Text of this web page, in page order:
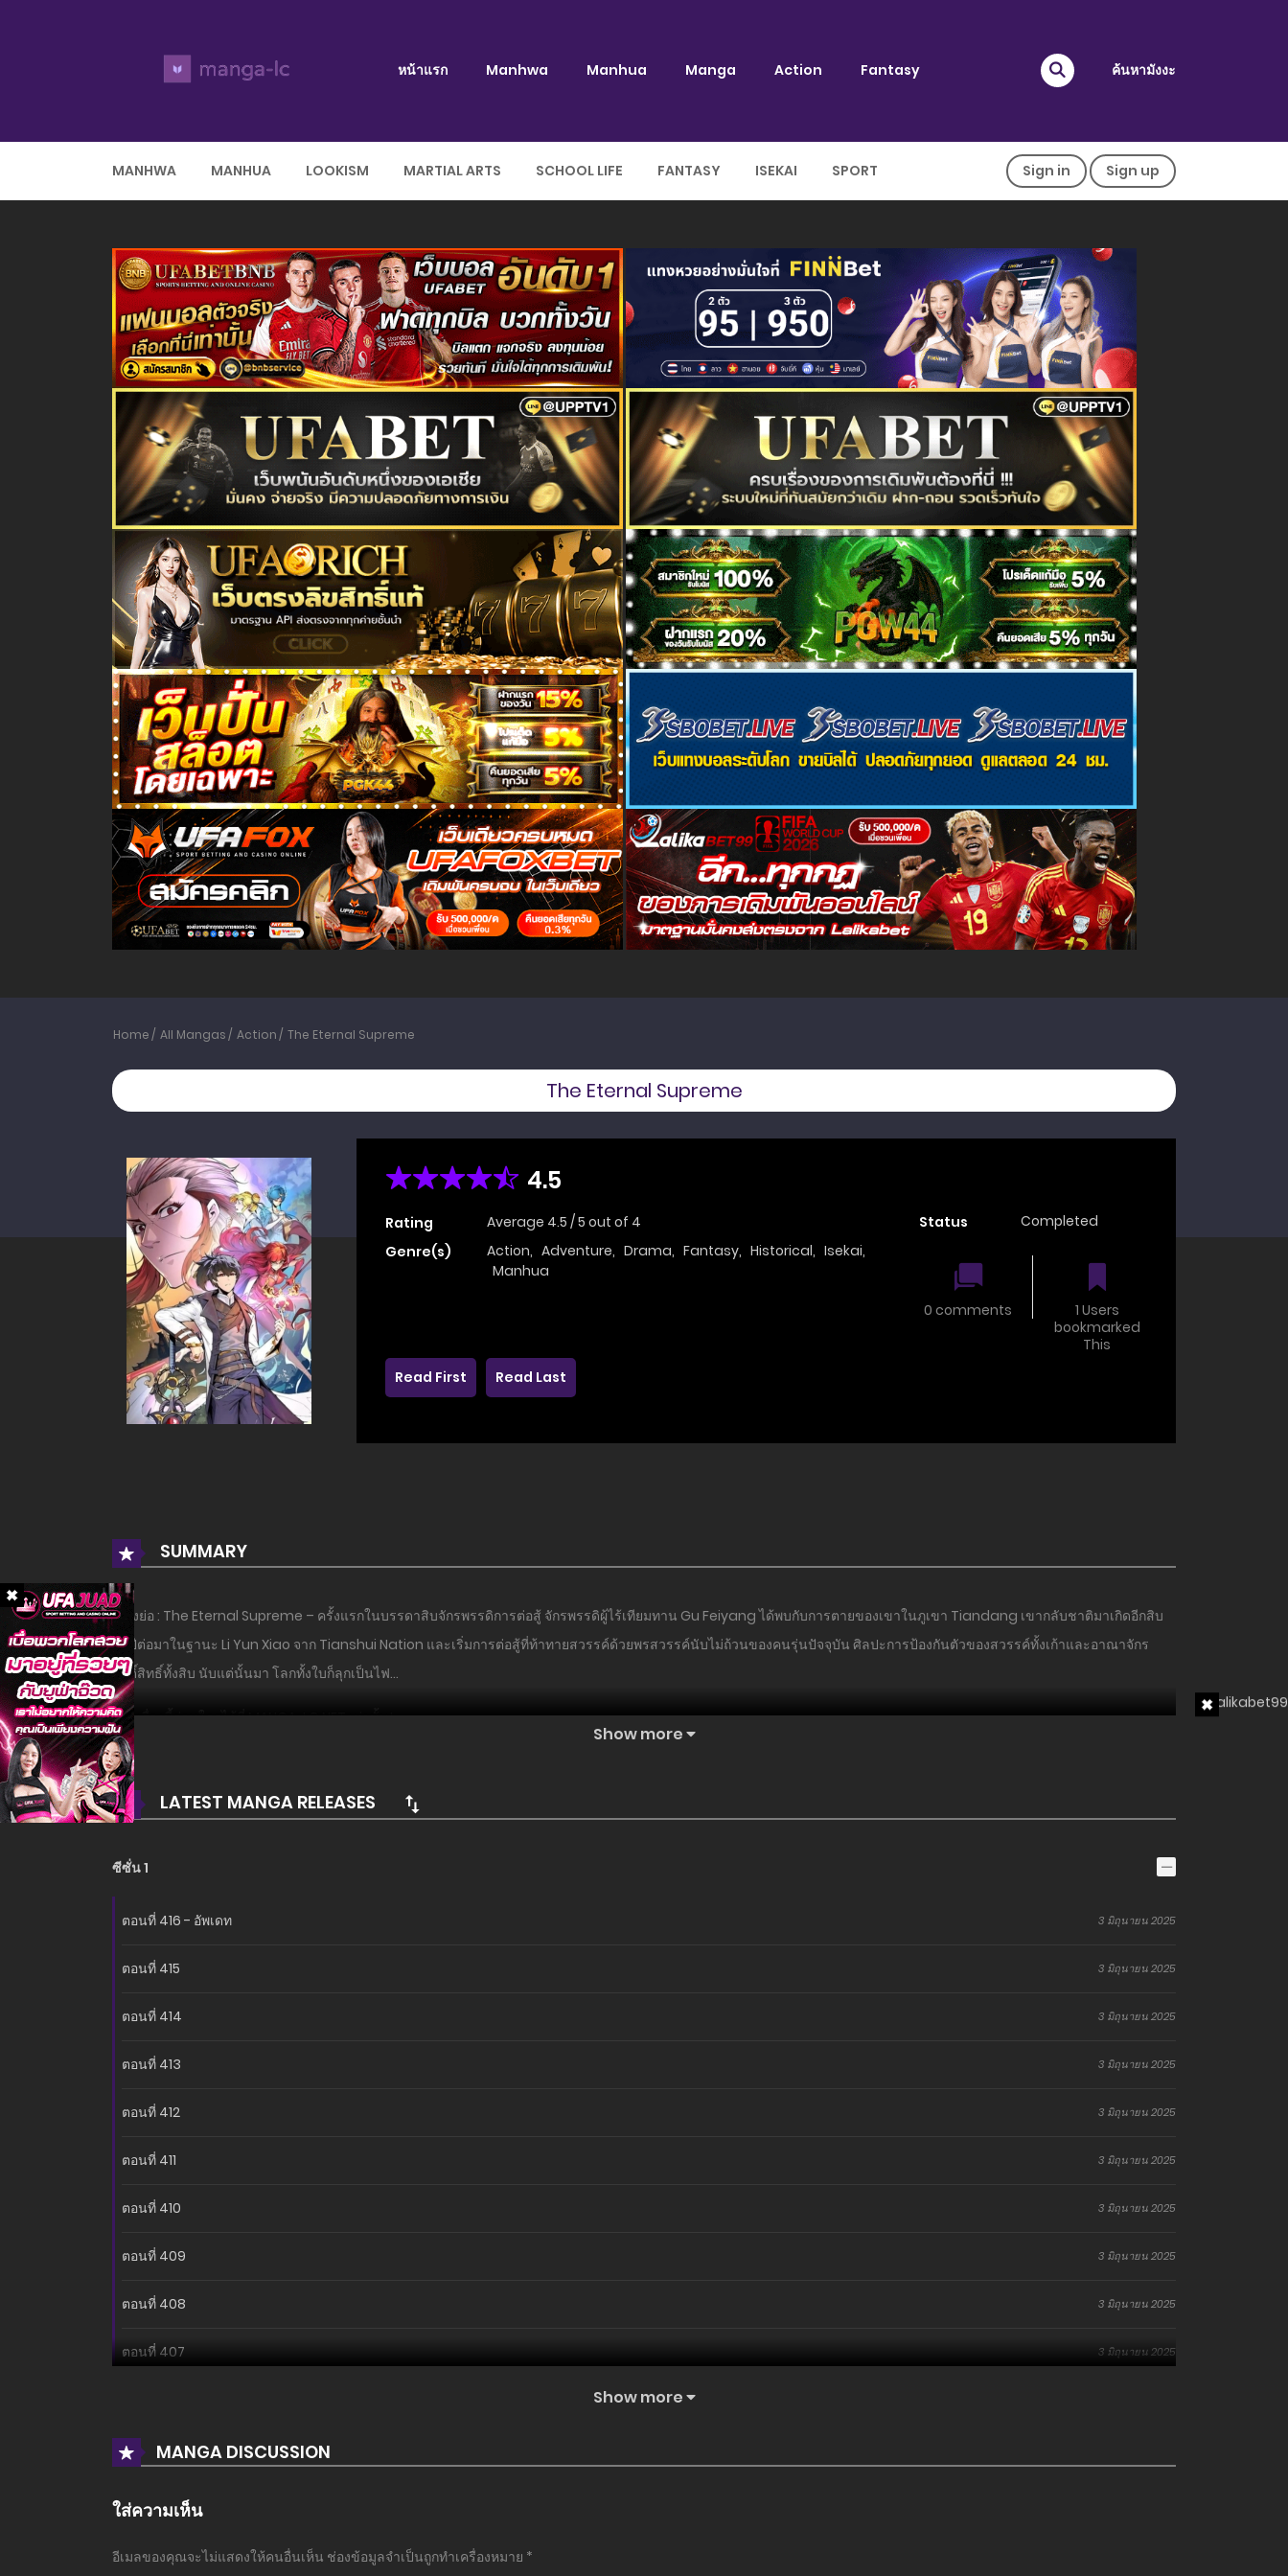
หน้าแรก Manhwa Manhua Manga Action Fantasy ค้นหามังงะ
MANHWA MANHUA LOOKISM MARTIAL ARTS SCHOOL LIFE FANTASY ISEKAI SPORT Sign in Sign up
Home All Mangas Action The Eternal Supreme
The Eternal Supreme
4.5
Rating Average 4.5 /5 out of 4
Genre(s)
Action, Adventure, Drama, Fantasy, Historical, Isekai,
Manhua
Status Completed
0 comments
1 Users
bookmarked
This
Read First
Read Last
SUMMARY
เรื่องย่อ : The Eternal Supreme – ครั้งแรกในบรรดาสิบจักรพรรดิการต่อสู้ จักรพรรดิผู้ไร้เทียมทาน Gu Feiyang ได้พบกับการตายของเขาในภูเขา Tiandang เขากลับชาติมาเกิดอีกสิบ
ห้าปีต่อมาในฐานะ Li Yun Xiao จาก Tianshui Nation และเริ่มการต่อสู้ที่ท้าทายสวรรค์ด้วยพรสวรรค์นับไม่ถ้วนของคนรุ่นปัจจุบัน ศิลปะการป้องกันตัวของสวรรค์ทั้งเก้าและอาณาจักร
ศักดิ์สิทธิ์ทั้งสิบ นับแต่นั้นมา โลกทั้งใบก็ลุกเป็นไฟ…
อ่านเรื่องนี้ก่อนใครได้ที่ MANGA-LC.NET เท่านั้น!
Show more
LATEST MANGA RELEASES
ซีซั่น 1
ตอนที่ 416 - อัพเดท 3 มิถุนายน 2025
ตอนที่ 415 3 มิถุนายน 2025
ตอนที่ 414 3 มิถุนายน 2025
ตอนที่ 413 3 มิถุนายน 2025
ตอนที่ 412 3 มิถุนายน 2025
ตอนที่ 411 3 มิถุนายน 2025
ตอนที่ 410 3 มิถุนายน 2025
ตอนที่ 409 3 มิถุนายน 2025
ตอนที่ 408 3 มิถุนายน 2025
ตอนที่ 407 3 มิถุนายน 2025
ตอนที่ 405
ตอนที่ 404.5
Show more
MANGA DISCUSSION
ใส่ความเห็น
อีเมลของคุณจะไม่แสดงให้คนอื่นเห็น ช่องข้อมูลจำเป็นถูกทำเครื่องหมาย *